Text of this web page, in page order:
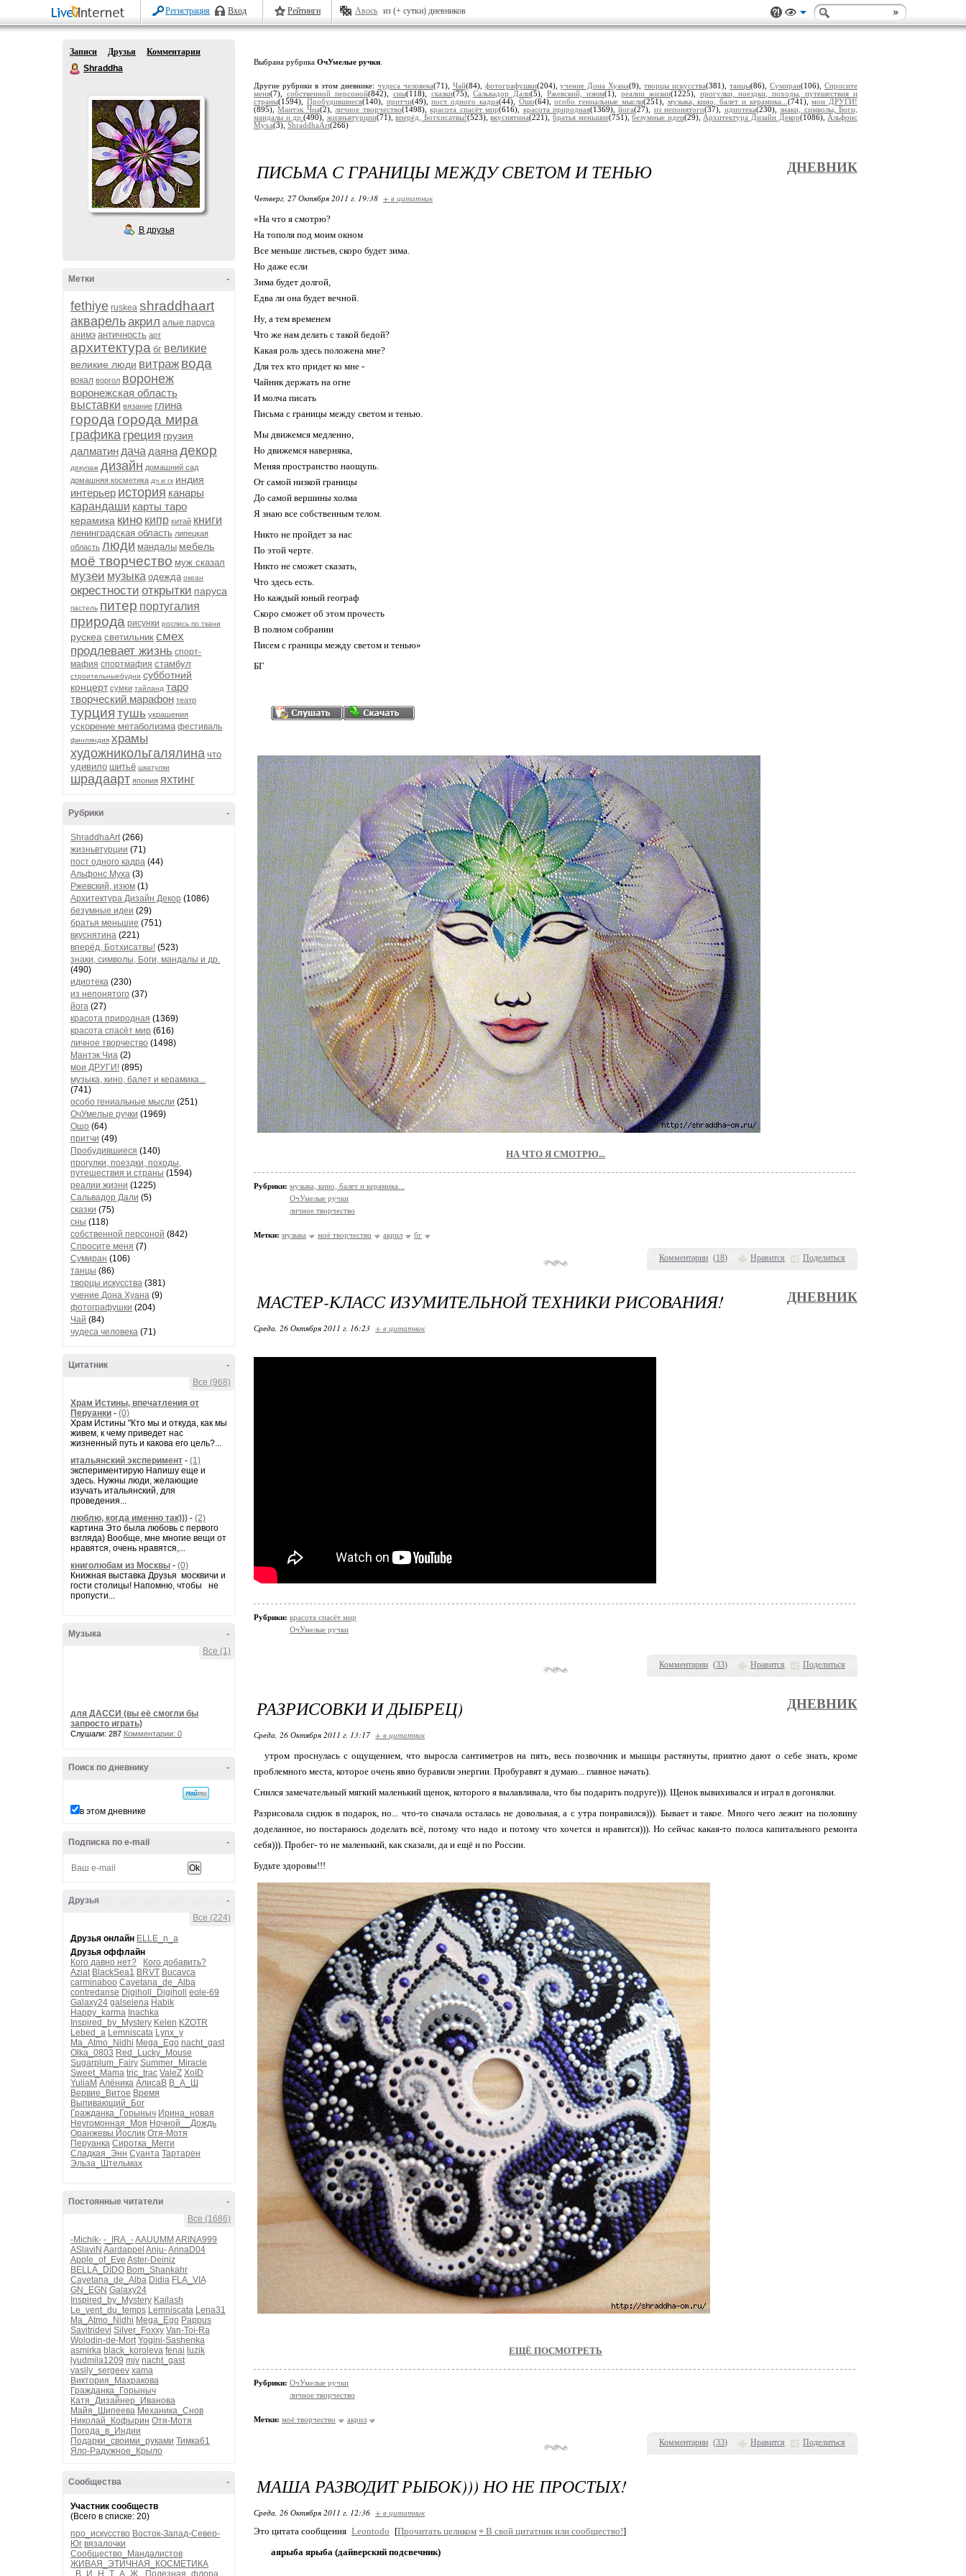
Регистрация Вход Рейтинги Авось из (+ сутки) дневников
Записи Друзья
Комментарии
Shraddha
В друзья
-
Метки
fethiye ruskea shraddhaart
акварельакрил алые паруса
анимэ античность арт
архитектура бг великие
великие люди витраж вода
вокал воргол воронеж
воронежская область
выставки вязание глина
города города мира
графика греция грузия
далматин дача даянадекор
декупаж дизайн домашний сад
домашняя косметика дч и гк индия
интерьер история канары
карандаши карты таро
керамика кино кипр китай книги
ленинградская область липецкая
область люди мандалы мебель
моё творчество муж сказал
музеи музыка одежда океан
окрестности открытки паруса
пастель питер португалия
природа рисунки роспись по ткани
рускеа светильник смех
продлевает жизнь спорт-
мафия спортмафия стамбул
строительныебудни субботний
концерт сумки тайланд таро
творческий марафон театр
турция тушь украшения
ускорение метаболизма фестиваль
финляндия храмы
художникольгалялина что
удивило шитьё шкатулки
шрадаарт япония яхтинг
-
Рубрики
ShraddhaArt(266)
жизньвтурции (71)
пост одного кадра (44)
Альфонс Муха (3)
Ржевский, изюм (1)
Архитектура Дизайн Декор (1086)
безумные идеи (29)
братья меньшие (751)
вкуснятина (221)
вперёд, Ботхисатвы! (523)
знаки, символы, Боги, мандалы и др.
(490)
идиотека (230)
из непонятого (37)
йога (27)
красота природная (1369)
красота спасёт мир (616)
личное творчество (1498)
Мантэк Чиа (2)
мои ДРУГИ! (895)
музыка, кино, балет и керамика...
(741)
особо гениальные мысли (251)
ОчУмелые ручки (1969)
Ошо (64)
притчи (49)
Пробудившиеся (140)
прогулки, поездки, походы,
путешествия и страны (1594)
реалии жизни (1225)
Сальвадор Дали (5)
сказки (75)
сны (118)
собственной персоной (842)
Спросите меня (7)
Сумиран (106)
танцы (86)
творцы искусства (381)
учение Дона Хуана (9)
фотографушки (204)
Чай (84)
чудеса человека (71)
-
Цитатник
Все (968)
Храм Истины, впечатления от
Перуанки - (0)
Храм Истины "Кто мы и откуда, как мы
живем, к чему приведет нас
жизненный путь и какова его цель?...
итальянский эксперимент - (1)
экспериментирую Напишу еще и
здесь. Нужны люди, желающие
изучать итальянский, для
проведения...
люблю, когда именно так))) - (2)
картина Это была любовь с первого
взгляда) Вообще, мне многие вещи от
нравятся, очень нравятся,...
книголюбам из Москвы - (0)
Книжная выставка Друзья москвичи и
гости столицы! Напомню, чтобы не
пропусти...
-
Музыка
Все (1)
для ДАССИ (вы её смогли бы
запросто играть)
Слушали: 287 Комментарии: 0
-
Поиск по дневнику
в этом дневнике
-
Подписка по e-mail
-
Друзья
Все (224)
Друзья онлайн ELLE_n_a
Друзья оффлайн
Кого давно нет?
Кого добавить?
Aziat BlackSea1 BRVT Bucavca
carminaboo Cayetana_de_Alba
contredanse Digiholl_Digiholl
eole-69
Galaxy24 galselena Habik
Happy_karma Inachka
Inspired_by_Mystery Kelen KZOTR
Lebed_a Lemniscata Lynx_y
Ma_Atmo_Nidhi Mega_Ego nacht_gast
Olka_0803 Red_Lucky_Mouse
Sugarplum_Fairy Summer_Miracle
Sweet_Mama tric_trac ValeZ XoID
YuliaM Алёника АлисаВ В_А_Ш
Вервие_Витое Время
Выпивающий_Бог
Гражданка_Горыныч Ирина_новая
Неугомонная_Моя Ночной__Дождь
Оранжевы Йослик Отя-Мотя
Перуанка Сиротка_Мегги
Сладкая_Энн Суанта Тартарен
Эльза_Штельмах
-
Постоянные читатели
Все (1686)
-Michik- -_IRA_-AAUUMM ARINA999
ASlaviN Aardappel Anju-AnnaD04
Apple_of_Eve Aster-Deiniz
BELLA_DIDO Bom_Shankahr
Cayetana_de_Alba Didia FLA_VIA
GN_EGN Galaxy24
Inspired_by_Mystery Kailash
Le_vent_du_temps Lemniscata Lena31
Ma_Atmo_Nidhi Mega_Ego Pappus
Savitridevi Silver_Foxxy Van-Toi-Ra
Wolodin-de-Mort Yogini-Sashenka
asmirka black_koroleva fenai luzik
lyudmila1209 mjv nacht_gast
vasily_sergeev xama
Виктория_Махракова
Гражданка_Горыныч
Катя_Дизайнер_Иванова
Майя_Шипеева Механика_Снов
Николай_Кофырин Отя-Мотя
Погода_в_Индии
Подарки_своими_руками Тимка61
Яло-Радужное_Крыло
-
Сообщества
Участник сообществ
(Всего в списке: 20)
про_искусство Восток-Запад-Север-
Юг вязалочки
Сообщество_Мандалистов
ЖИВАЯ_ЭТИЧНАЯ_КОСМЕТИКА
_В_И_Н_Т_А_Ж_
Полезная_флора
Выбрана рубрика ОчУмелые ручки
Другие рубрики в этом дневнике: чудеса человека(71), Чай(84), фотографушки(204),учение Дона Хуана(9),творцы искусства(381),танцы(86),Сумиран(106), Спросите
меня(7), собственной персоной(842), сны(118), сказки(75),Сальвадор Дали(5),Ржевский, изюм(1), реалии жизни(1225), прогулки, поездки, походы, путешествия и
страны(1594), Пробудившиеся(140), притчи(49),пост одного кадра(44), Ошо(64),особо гениальные мысли(251), музыка, кино, балет и керамика... (741),мои ДРУГИ!
(895),Мантэк Чиа(2), личное творчество(1498),красота спасёт мир(616), красота природная(1369),йога(27), из непонятого(37), идиотека(230),знаки, символы, Боги,
мандалы и др.(490), жизньвтурции(71),вперёд, Ботхисатвы!(523),вкуснятина(221),братья меньшие(751),безумные идеи(29), Архитектура Дизайн Декор(1086), Альфонс
Муха(3), ShraddhaArt(266)
Комментарии (18) Нравится Поделиться
ПИСЬМА С ГРАНИЦЫ МЕЖДУ СВЕТОМ И ТЕНЬЮ ДНЕВНИК
Четверг, 27 Октября 2011 г. 19:38 + в цитатник
«На что я смотрю?
На тополя под моим окном
Все меньше листьев, скоро будет зима.
Но даже если
Зима будет долгой,
Едва ли она будет вечной.
Ну, а тем временем
Что же нам делать с такой бедой?
Какая роль здесь положена мне?
Для тех кто придет ко мне -
Чайник держать на огне
И молча писать
Письма с границы между светом и тенью.
Мы движемся медленно,
Но движемся наверняка,
Меняя пространство наощупь.
От самой низкой границы
До самой вершины холма
Я знаю все собственным телом.
Никто не пройдет за нас
По этой черте.
Никто не сможет сказать,
Что здесь есть.
Но каждый юный географ
Скоро сможет об этом прочесть
В полном собрании
Писем с границы между светом и тенью»
БГ
НА ЧТО Я СМОТРЮ...
Рубрики: музыка, кино, балет и керамика...
ОчУмелые ручки
личное творчество
Метки: музыка моё творчество акрил бг
Комментарии (33) Нравится Поделиться
МАСТЕР-КЛАСС ИЗУМИТЕЛЬНОЙ ТЕХНИКИ РИСОВАНИЯ! ДНЕВНИК
Среда, 26 Октября 2011 г. 16:23 + в цитатник
Рубрики: красота спасёт мир
ОчУмелые ручки
Комментарии (33) Нравится Поделиться
РАЗРИСОВКИ И ДЫБРЕЦ) ДНЕВНИК
Среда, 26 Октября 2011 г. 13:17 + в цитатник
утром проснулась с ощущением, что выросла сантиметров на пять, весь позвочник и мышцы растянуты, приятно дают о себе знать, кроме
проблемного места, которое очень явно буравили энергии. Пробуравят я думаю... главное начать).
Снился замечательный мягкий маленький щенок, которого я вылавливала, что бы подарить подруге))). Щенок вывихивался и играл в догонялки.
Разрисовала сидюк в подарок, но... что-то сначала осталась не довольная, а с утра понравился))). Бывает и такое. Много чего лежит на половину
доделанное, но постараюсь доделать всё, потому что надо и потому что хочется и нравится))). Но сейчас какая-то полоса капитального ремонта
себя))). Пробег- то не маленький, как сказали, да и ещё и по России.
Будьте здоровы!!!
ЕЩЁ ПОСМОТРЕТЬ
Рубрики: ОчУмелые ручки
личное творчество
Метки: моё творчество акрил
МАША РАЗВОДИТ РЫБОК))) НО НЕ ПРОСТЫХ!
Среда, 26 Октября 2011 г. 12:36 + в цитатник
Это цитата сообщения Leontodo [Прочитать целиком + В свой цитатник или сообщество!]
аярыба ярыба (дайверский подсвечник)